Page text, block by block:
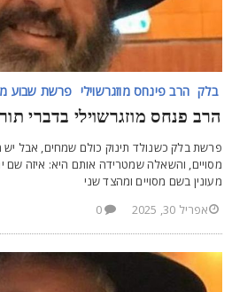
בלק הרב פינחס מוזגרשוילי פרשת שבוע
פנחס מוזגרשוילי בדברי
בלק כשנולד תינוק כולם שמחים, אבל יש
והשאלה שמטרידה אותם היא: איזה שם
בשם מסויים ומהצד שני
אפריל 30, 2025
0